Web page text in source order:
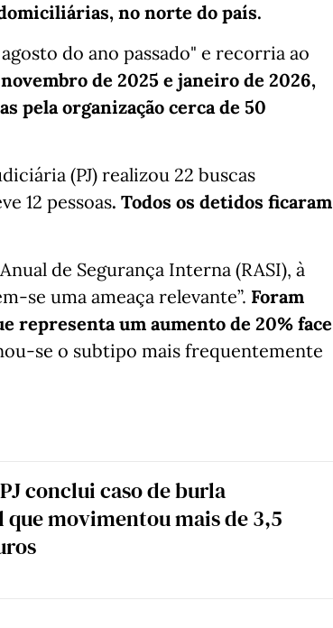
no norte do país.
do ano passado" e recorria ao
de 2025 e janeiro de 2026,
pela organização cerca de 50
(PJ) realizou 22 buscas
12 pessoas. Todos os detidos ficaram
de Segurança Interna (RASI), à
se uma ameaça relevante”. Foram
representa um aumento de 20% face
se o subtipo mais frequentemente
conclui caso de burla
movimentou mais de 3,5